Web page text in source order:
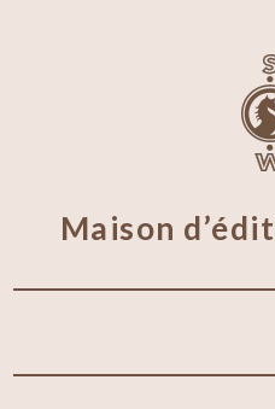
Maison